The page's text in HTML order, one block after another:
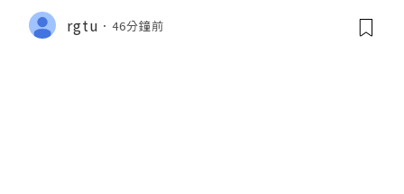
rgtu 46分鐘前